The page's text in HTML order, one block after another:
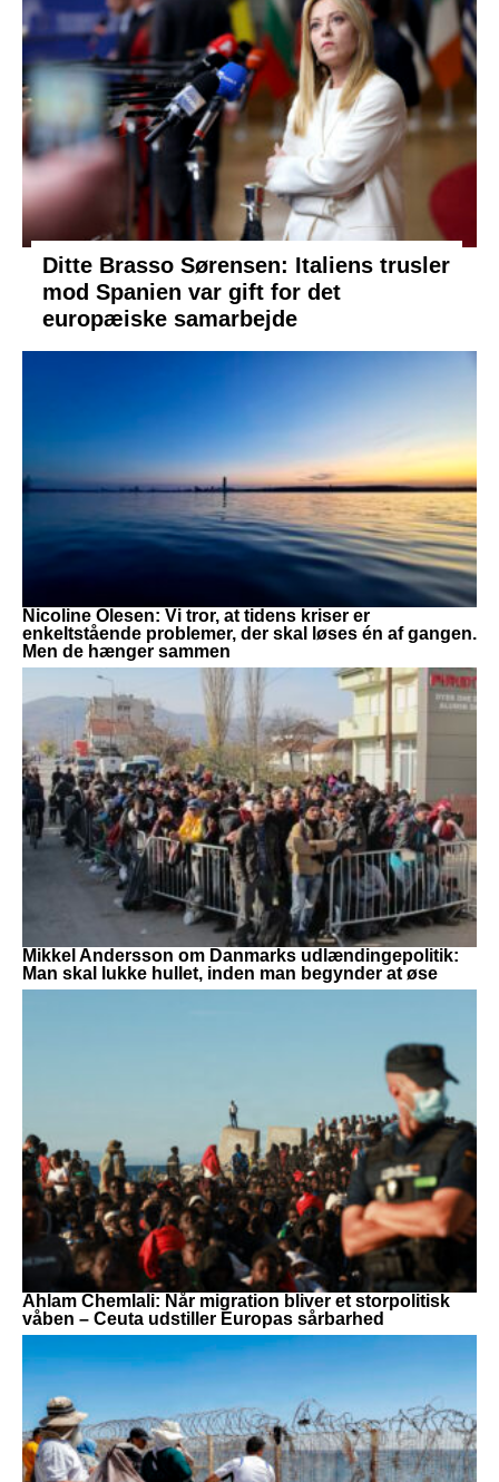
Ditte Brasso Sørensen: Italiens trusler
mod Spanien var gift for det
europæiske samarbejde
Nicoline Olesen: Vi tror, at tidens kriser er
enkeltstående problemer, der skal løses én af gangen.
Men de hænger sammen
Mikkel Andersson om Danmarks udlændingepolitik:
Man skal lukke hullet, inden man begynder at øse
Ahlam Chemlali: Når migration bliver et storpolitisk
våben – Ceuta udstiller Europas sårbarhed